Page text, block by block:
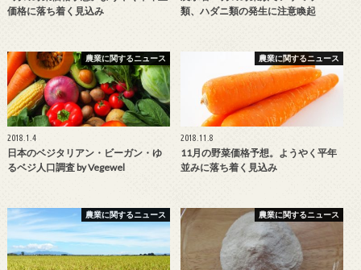
価格に落ち着く見込み
類、ハダニ類の発生に注意喚起
農業に関するニュース
2018.1.4
日本のベジタリアン・ビーガン・ゆ
るベジ人口調査 by Vegewel
農業に関するニュース
2018.11.8
11月の野菜価格予想。ようやく平年
並みに落ち着く見込み
農業に関するニュース 農業に関するニュース